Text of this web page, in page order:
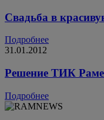
Свадьба в
Подробнее
31.01.2012
Решение ТИК
Подробнее